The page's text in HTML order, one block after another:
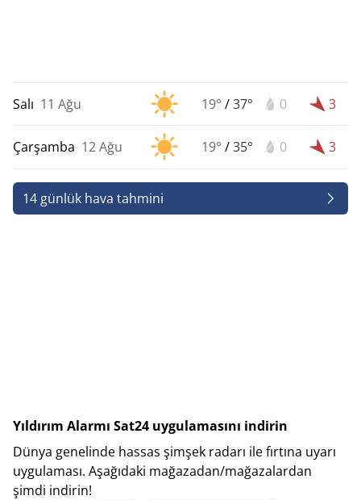
Salı 11 Ağu 19° /37° 0 3
Çarşamba 12 Ağu 19° /35° 0 3
14 günlük hava tahmini
Yıldırım Alarmı Sat24 uygulamasını indirin
Dünya genelinde hassas şimşek radarı ile fırtına uyarı
uygulaması. Aşağıdaki mağazadan/mağazalardan
şimdi indirin!